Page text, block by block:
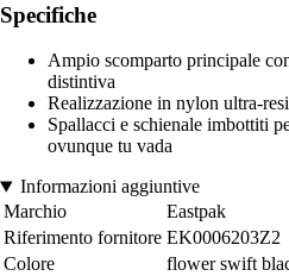
Specifiche
Ampio scomparto principale
distintiva
Realizzazione in nylon ultra-
Spallacci e schienale imbottiti
ovunque tu vada
Informazioni aggiuntive
Marchio
Eastpak
Riferimento fornitore EK0006203Z2
Colore
flower swift